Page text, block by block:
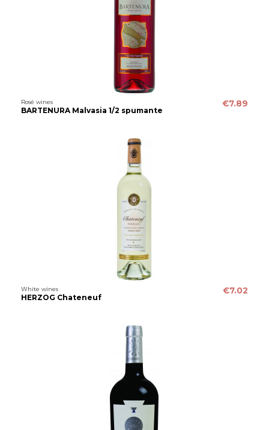
Rosé wines
BARTENURA Malvasia 1/2 spumante
€7.89
White wines
HERZOG Chateneuf
€7.02